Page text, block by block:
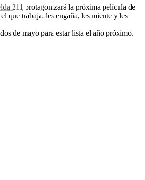
211 protagonizará la próxima película de
que trabaja: les engaña, les miente y les
de mayo para estar lista el año próximo.